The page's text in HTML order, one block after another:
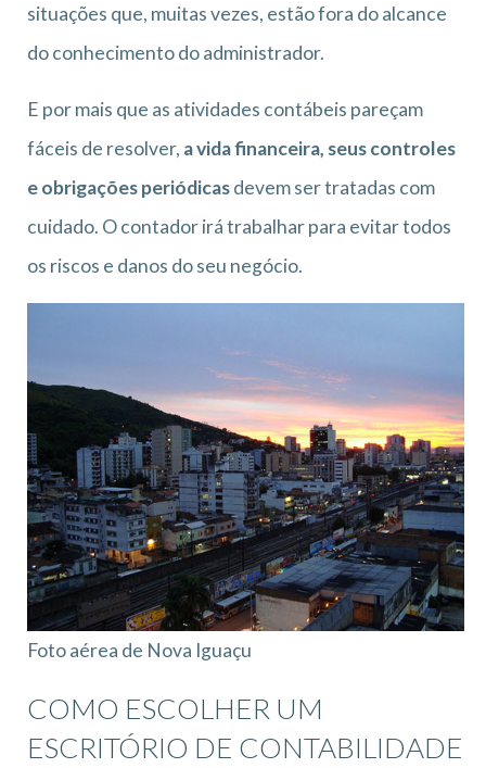
situações que, muitas vezes, estão fora do alcance
do conhecimento do administrador.
E por mais que as atividades contábeis pareçam
fáceis de resolver, a vida financeira, seus controles
e obrigações periódicasdevem ser tratadas com
cuidado. O contador irá trabalhar para evitar todos
os riscos e danos do seu negócio.
Foto aérea de Nova Iguaçu
COMO ESCOLHER UM
ESCRITÓRIO DE CONTABILIDADE